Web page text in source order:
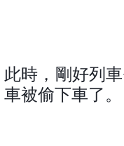
此時，剛好列
車被偷下車了。